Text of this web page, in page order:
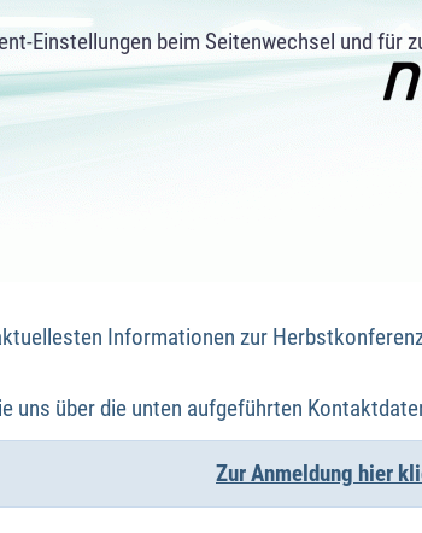
Einstellungen beim Seitenwechsel und für
Informationen zur
uns über die unten aufgeführten
Zur Anmeldung hier